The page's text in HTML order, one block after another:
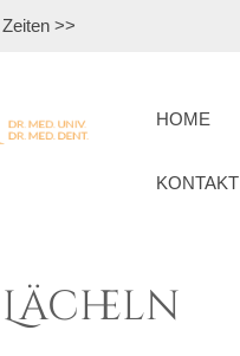
>>
HOME
KONTAKT